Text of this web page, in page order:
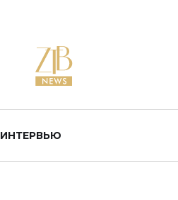
ИНТЕРВЬЮ